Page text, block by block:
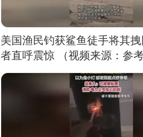
美国渔民钓获鲨鱼徒手将其
者直呼震惊 （视频来源：参考